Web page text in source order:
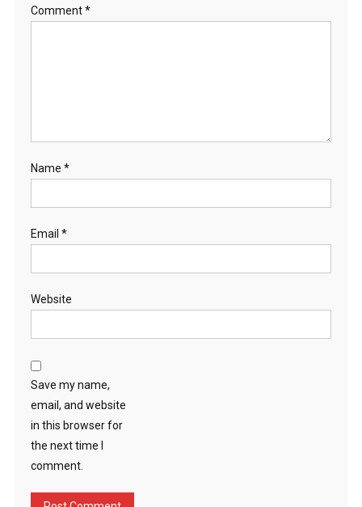
Comment*
Name *
Email *
Website
Save my name,
email, and website
in this browser for
the next time I
comment.